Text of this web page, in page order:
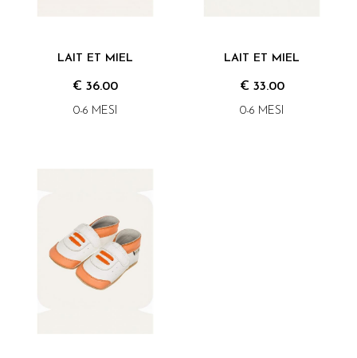
LAIT ET MIEL
€ 36.00
0-6 MESI
LAIT ET MIEL
€ 33.00
0-6 MESI